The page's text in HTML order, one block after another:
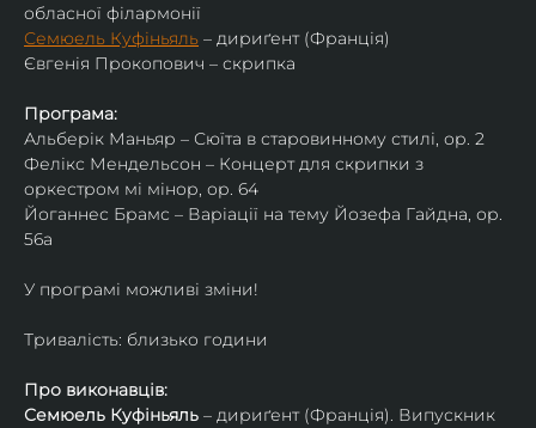
обласної філармонії
Семюель Куфіньяль – дириґент (Франція)
Євгенія Прокопович – скрипка
Програма:
Альберік Маньяр – Сюїта в старовинному стилі, ор. 2
Фелікс Мендельсон – Концерт для скрипки з
оркестром мі мінор, ор. 64
Йоганнес Брамс – Варіації на тему Йозефа Гайдна, ор.
56a
У програмі можливі зміни!
Тривалість: близько години
Про виконавців:
Семюель Куфіньяль – дириґент (Франція). Випускник